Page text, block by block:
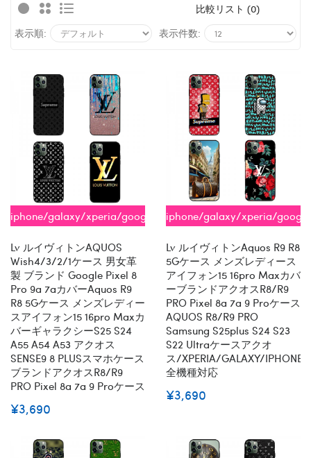
比較リスト (0)
表示順:
表示件数:
iphone/galaxy/xperia/google/aquos
Lv ルイヴィトンAQUOS
Wish4/3/2/1ケース 男女革
製 ブランド Google Pixel 8
Pro 9a 7aカバーaquos R9
R8 5Gケース メンズレディー
スアイフォン15 16pro Maxカ
バーギャラクシーs25 S24
A55 A54 A53 アクオス
SENSE9 8 PLUSスマホケース
ブランドアクオスR8/R9
PRO Pixel 8a 7a 9 Proケース
¥3,690
iphone/galaxy/xperia/
Lv ルイヴィトンaquos R9 R8
5Gケース メンズレディース
アイフォン15 16pro Maxカバ
ーブランドアクオスR8/R9
PRO Pixel 8a 7a 9 Proケース
AQUOS R8/R9 PRO
Samsung S25plus S24 S23
S22 Ultraケースアクオ
ス/XPERIA/GALAXY/IPHONE
全機種対応
¥3,690